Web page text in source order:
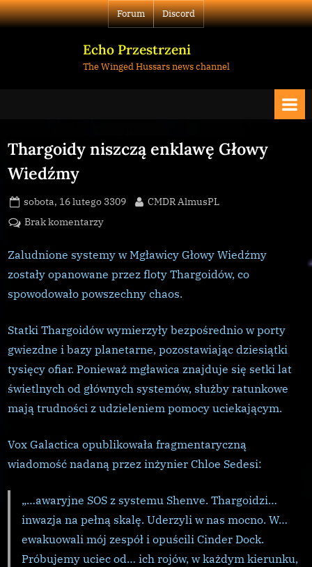
Skip
to
Forum Discord
Echo Przestrzeni
The Winged Hussars news channel
Thargoidy niszczą enklawę Głowy
Wiedźmy
Posted
on
sobota, 16 lutego 3309 By
CMDR AlmusPL
Brak komentarzydo
niszczą
Wiedźmy
Zaludnione systemy w Mgławicy Głowy Wiedźmy
zostały opanowane przez floty Thargoidów, co
spowodowało powszechny chaos.
Statki Thargoidów wymierzyły bezpośrednio w porty
gwiezdne i bazy planetarne, pozostawiając dziesiątki
tysięcy ofiar. Ponieważ mgławica znajduje się setki lat
świetlnych od głównych systemów, służby ratunkowe
mają trudności z udzieleniem pomocy uciekającym.
Vox Galactica opublikowała fragmentaryczną
wiadomość nadaną przez inżynier Chloe Sedesi:
„…awaryjne SOS z systemu Shenve. Thargoidzi…
inwazja na pełną skalę. Uderzyli w nas mocno. W…
ewakuowali mój zespół i opuścili Cinder Dock.
Próbujemy uciec od… ich rojów, w każdym kierunku,